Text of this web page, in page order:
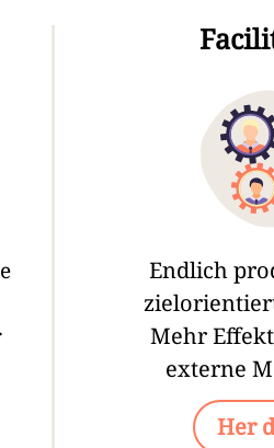
Endlich
Mehr
externe
Her